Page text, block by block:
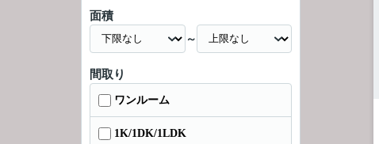
面積
～
間取り
ワンルーム
1K/1DK/1LDK